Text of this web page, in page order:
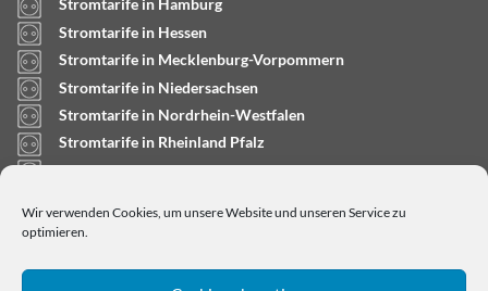
Wir verwenden Cookies, um unsere Website und unseren Service zu
optimieren.
Stromtarife in Hamburg
Stromtarife in Hessen
Stromtarife in Mecklenburg-Vorpommern
Stromtarife in Niedersachsen
Stromtarife in Nordrhein-Westfalen
Stromtarife in Rheinland Pfalz
Stromtarife in Saarland
Stromtarife in Schleswig-Holstein